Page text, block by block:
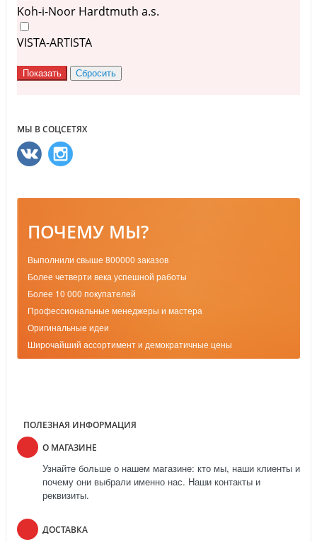
Koh-i-Noor Hardtmuth a.s.
VISTA-ARTISTA
МЫ В СОЦСЕТЯХ
ПОЧЕМУ МЫ?
Выполнили свыше 800000 заказов
Более четверти века успешной работы
Более 10 000 покупателей
Профессиональные менеджеры и мастера
Оригинальные идеи
Широчайший ассортимент и демократичные цены
ПОЛЕЗНАЯ ИНФОРМАЦИЯ
О МАГАЗИНЕ
Узнайте больше о нашем магазине: кто мы, наши клиенты и
почему они выбрали именно нас. Наши контакты и
реквизиты.
ДОСТАВКА